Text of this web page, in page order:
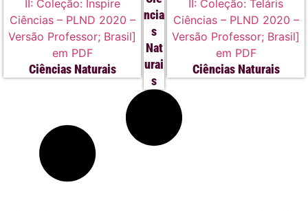
Ciências Naturais
ncia
s
Nat
urai
s
Ciências Naturais